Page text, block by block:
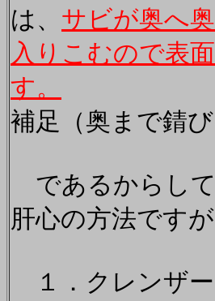
は、 サビが奥へ
入りこむので表
す。
補足（奥まで錆
であるからし
肝心の方法ですが
１．クレンザ